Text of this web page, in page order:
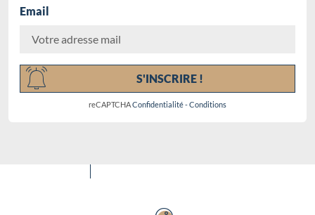
Email
S'INSCRIRE !
reCAPTCHAConfidentialité-Conditions